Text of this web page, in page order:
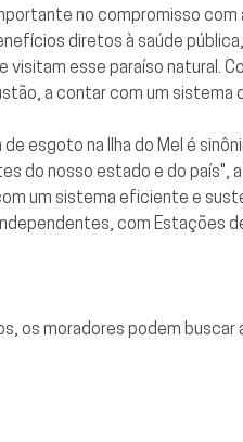
no compromisso
diretos à saúde
esse paraíso natural.
a contar com um
esgoto na Ilha do Mel é
do nosso estado e do país",
um sistema eficiente e
com Estações
os moradores podem